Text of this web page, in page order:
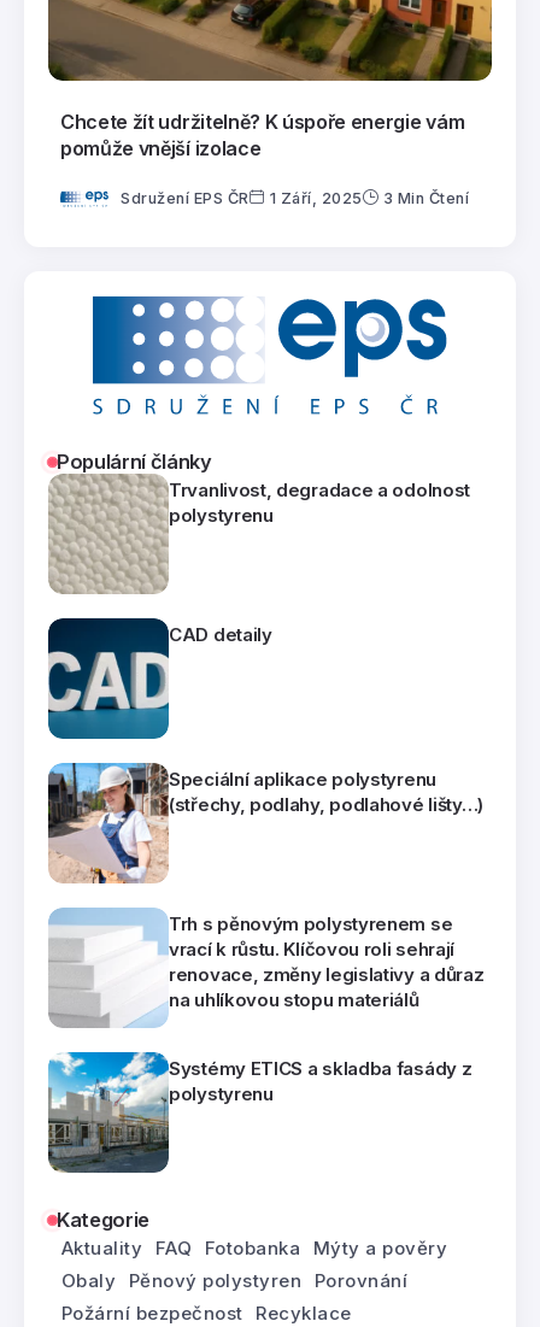
Chcete žít udržitelně? K úspoře energie vám
pomůže vnější izolace
Sdružení EPS ČR 1 Září, 2025 3 Min Čtení
Populární články
Trvanlivost, degradace a odolnost
polystyrenu
CAD detaily
Speciální aplikace polystyrenu
(střechy, podlahy, podlahové lišty…)
Trh s pěnovým polystyrenem se
vrací k růstu. Klíčovou roli sehrají
renovace, změny legislativy a důraz
na uhlíkovou stopu materiálů
Systémy ETICS a skladba fasády z
polystyrenu
Kategorie
Aktuality FAQ Fotobanka
Mýty a pověry
Obaly
Pěnový polystyren
Porovnání
Požární bezpečnost
Recyklace